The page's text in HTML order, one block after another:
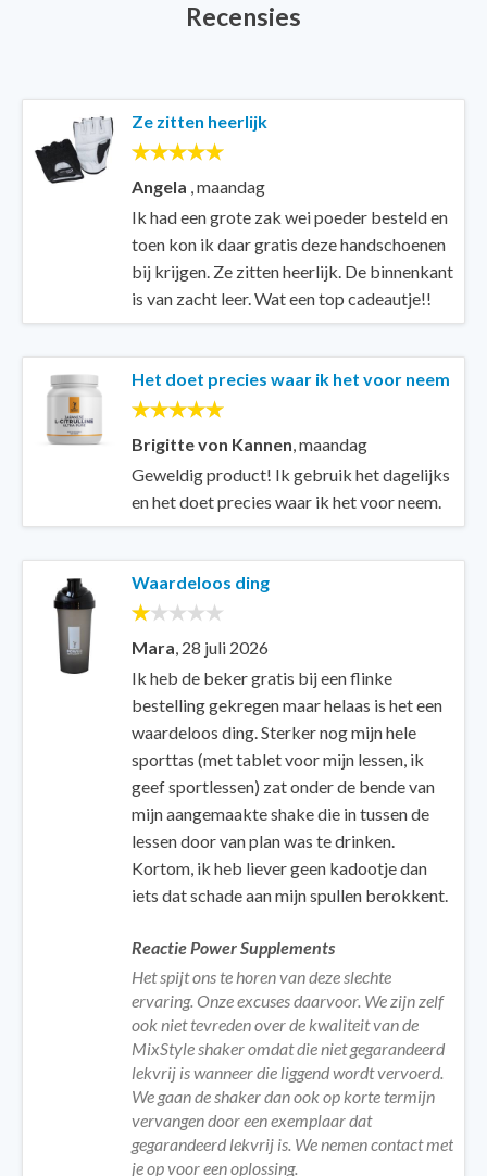
Recensies
Ze zitten heerlijk
Angela ,maandag
Ik had een grote zak wei poeder besteld en
toen kon ik daar gratis deze handschoenen
bij krijgen. Ze zitten heerlijk. De binnenkant
is van zacht leer. Wat een top cadeautje!!
Het doet precies waar ik het voor neem
Brigitte von Kannen,maandag
Geweldig product! Ik gebruik het dagelijks
en het doet precies waar ik het voor neem.
Waardeloos ding
Mara, 28 juli 2026
Ik heb de beker gratis bij een flinke
bestelling gekregen maar helaas is het een
waardeloos ding. Sterker nog mijn hele
sporttas (met tablet voor mijn lessen, ik
geef sportlessen) zat onder de bende van
mijn aangemaakte shake die in tussen de
lessen door van plan was te drinken.
Kortom, ik heb liever geen kadootje dan
iets dat schade aan mijn spullen berokkent.
Reactie Power Supplements
Het spijt ons te horen van deze slechte
ervaring. Onze excuses daarvoor. We zijn zelf
ook niet tevreden over de kwaliteit van de
MixStyle shaker omdat die niet gegarandeerd
lekvrij is wanneer die liggend wordt vervoerd.
We gaan de shaker dan ook op korte termijn
vervangen door een exemplaar dat
gegarandeerd lekvrij is. We nemen contact met
je op voor een oplossing.